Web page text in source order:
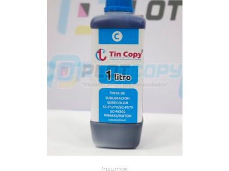
Insumos